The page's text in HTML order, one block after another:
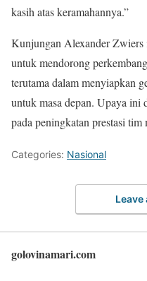
kasih atas keramahannya.”
Kunjungan Alexander
untuk mendorong
terutama dalam menyiapkan
untuk masa depan. Upaya ini
pada peningkatan prestasi
Categories: Nasional
Leave
golovinamari.com